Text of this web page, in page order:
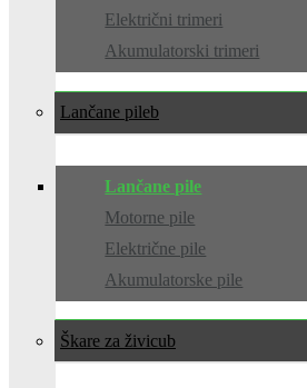
Električni trimeri
Akumulatorski trimeri
Lančane pile
Lančane pile
Motorne pile
Električne pile
Akumulatorske pile
Škare za živicu